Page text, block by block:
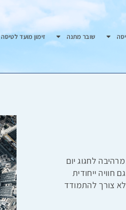
שובר מתנה זימון מועד לטיסה
לחגוג יום
חוויה ייחודית
צורך להתמודד